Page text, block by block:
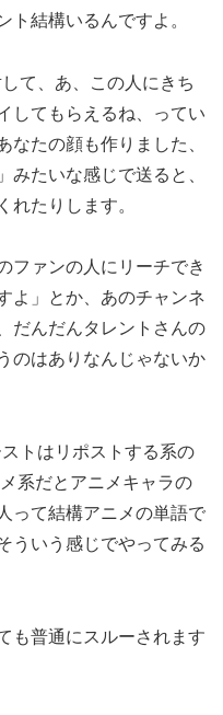
ト結構いるんですよ。
て、あ、この人にきち
してもらえるね、ってい
なたの顔も作りました、
みたいな感じで送ると、
れたりします。
ファンの人にリーチでき
よ」とか、あのチャンネ
だんだんタレントさんの
のはありなんじゃないか
トはリポストする系の
系だとアニメキャラの
って結構アニメの単語で
ういう感じでやってみる
も普通にスルーされます